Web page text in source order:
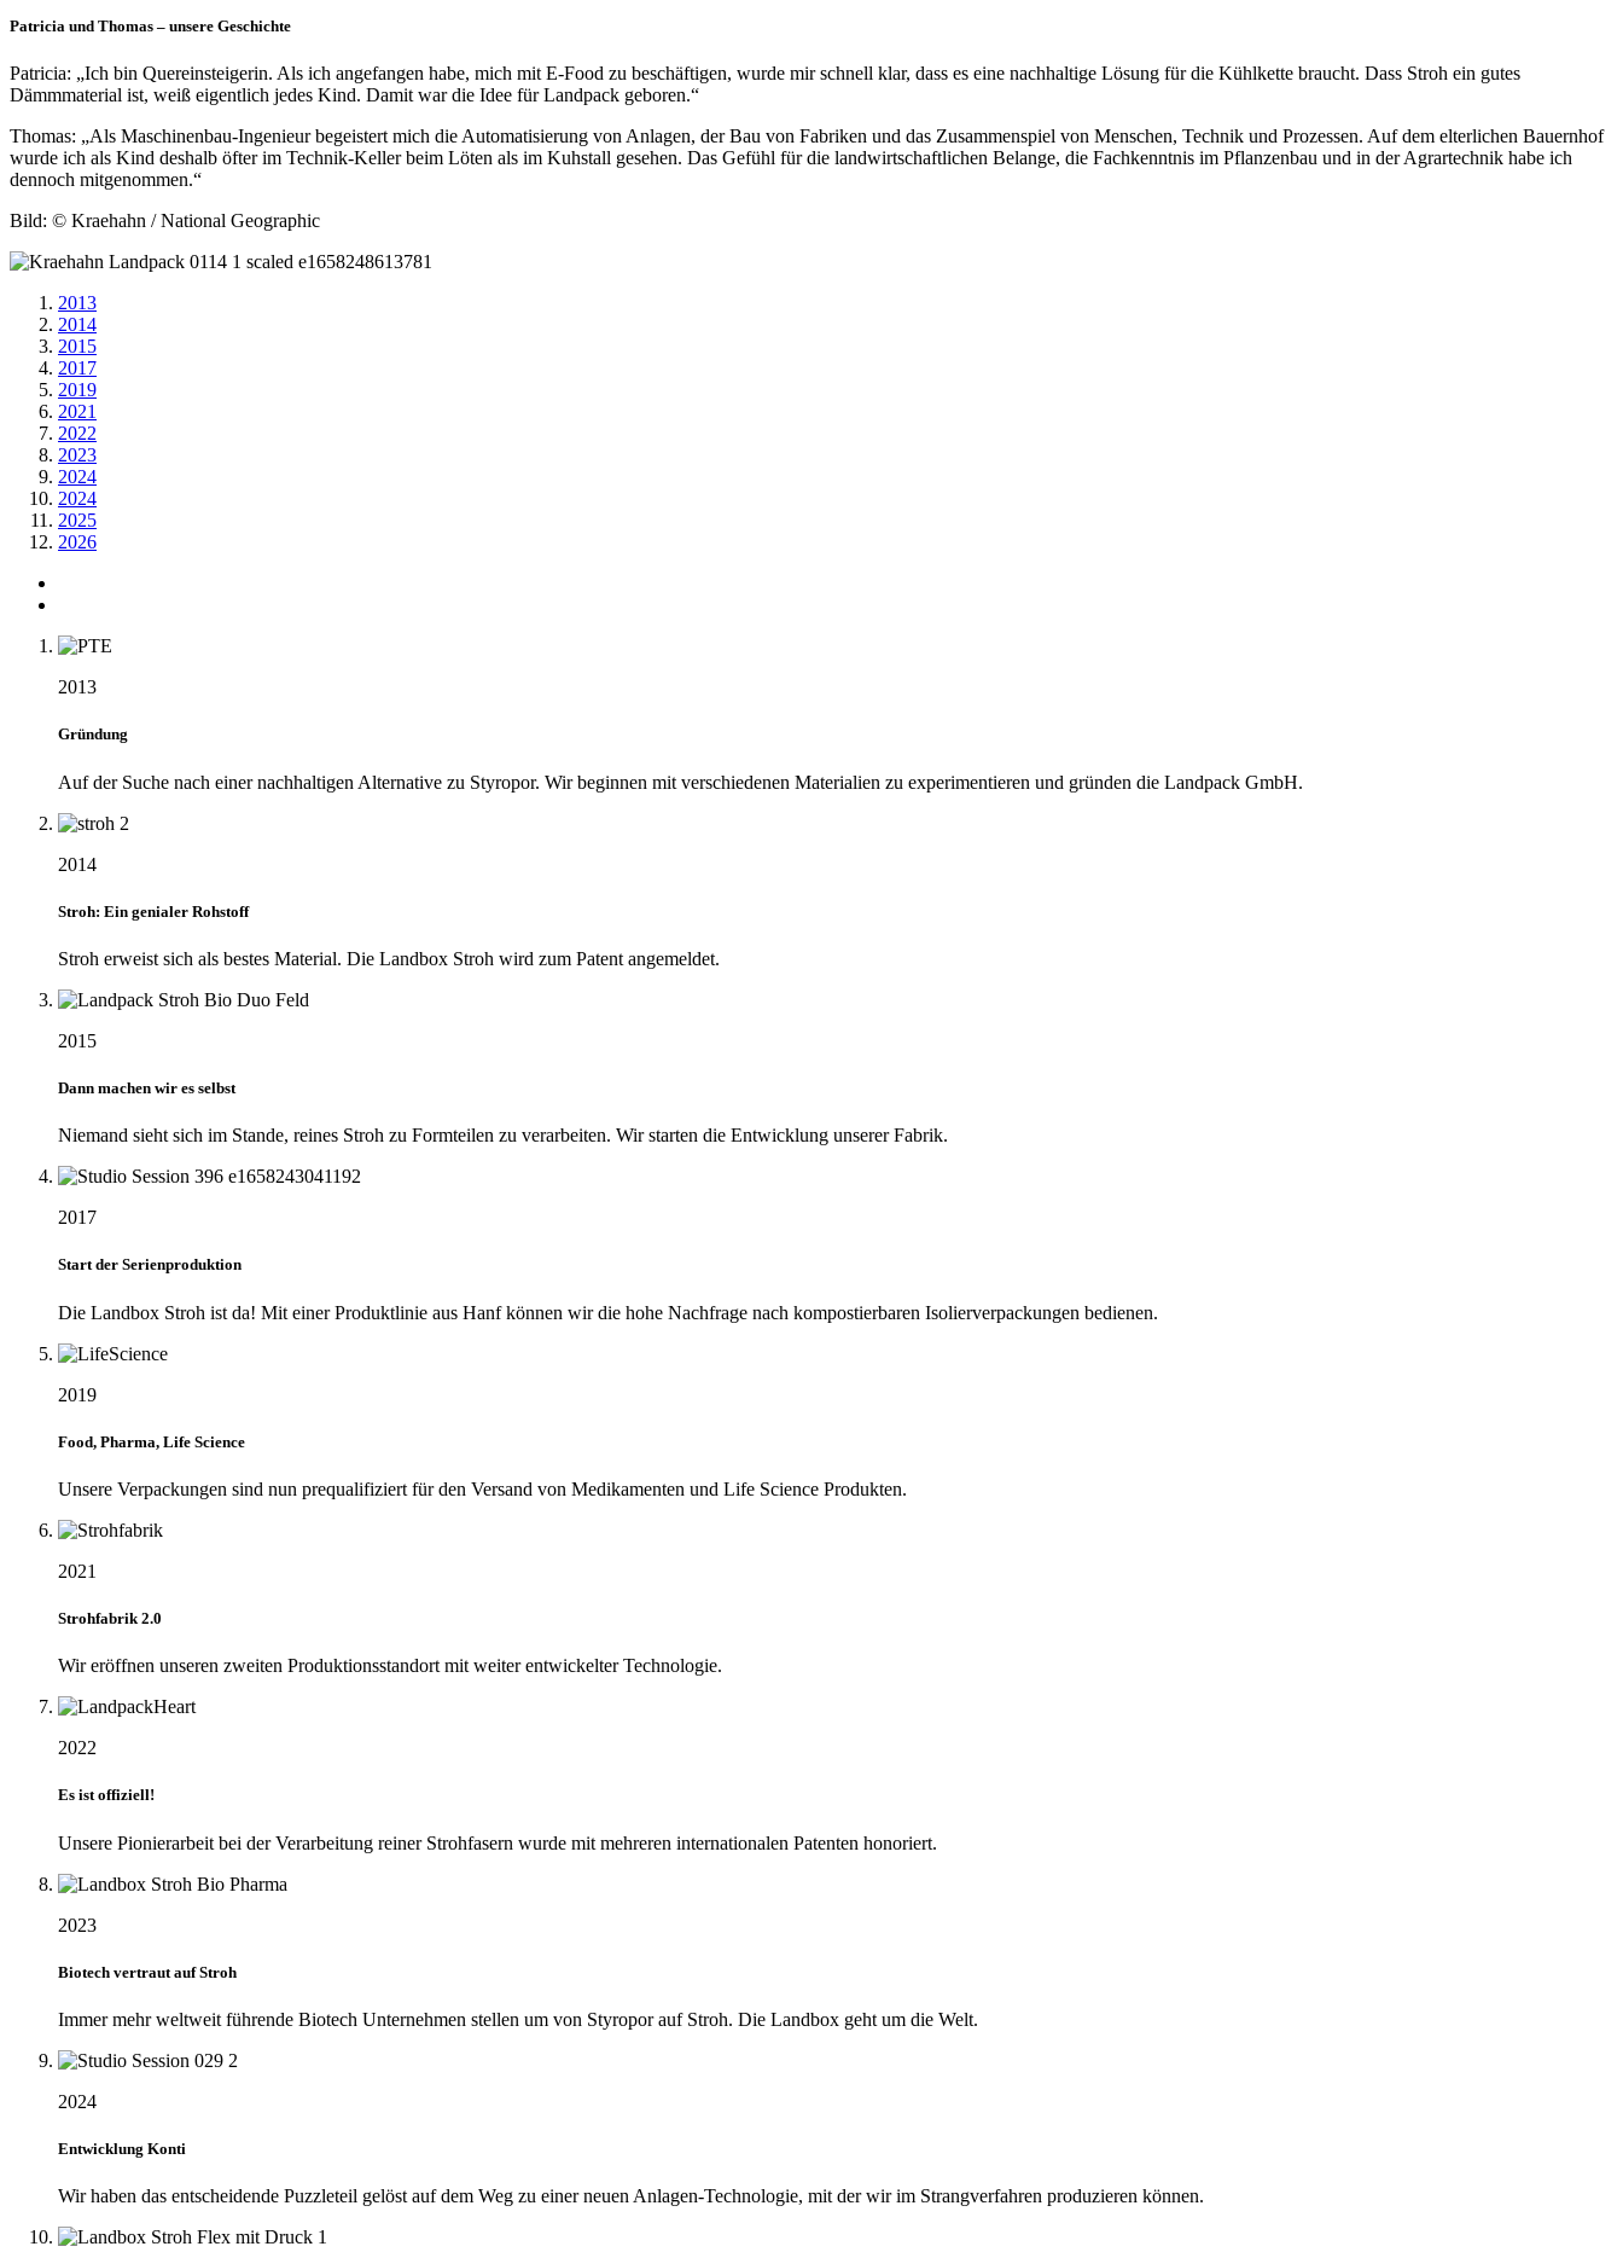
Patricia und Thomas – unsere Geschichte
Patricia: „Ich bin Quereinsteigerin. Als ich angefangen habe, mich mit E-Food zu beschäftigen, wurde mir schnell klar, dass es eine nachhaltige Lösung für die Kühlkette braucht. Dass Stroh ein gutes
Dämmmaterial ist, weiß eigentlich jedes Kind. Damit war die Idee für Landpack geboren.“
Thomas: „Als Maschinenbau-Ingenieur begeistert mich die Automatisierung von Anlagen, der Bau von Fabriken und das Zusammenspiel von Menschen, Technik und Prozessen. Auf dem elterlichen Bauernhof
wurde ich als Kind deshalb öfter im Technik-Keller beim Löten als im Kuhstall gesehen. Das Gefühl für die landwirtschaftlichen Belange, die Fachkenntnis im Pflanzenbau und in der Agrartechnik habe ich
dennoch mitgenommen.“
Bild: © Kraehahn / National Geographic
2013
2014
2015
2017
2019
2021
2022
2023
2024
2024
2025
2026
2013
Gründung
Auf der Suche nach einer nachhaltigen Alternative zu Styropor. Wir beginnen mit verschiedenen Materialien zu experimentieren und gründen die Landpack GmbH.
2014
Stroh: Ein genialer Rohstoff
Stroh erweist sich als bestes Material. Die Landbox Stroh wird zum Patent angemeldet.
2015
Dann machen wir es selbst
Niemand sieht sich im Stande, reines Stroh zu Formteilen zu verarbeiten. Wir starten die Entwicklung unserer Fabrik.
2017
Start der Serienproduktion
Die Landbox Stroh ist da! Mit einer Produktlinie aus Hanf können wir die hohe Nachfrage nach kompostierbaren Isolierverpackungen bedienen.
2019
Food, Pharma, Life Science
Unsere Verpackungen sind nun prequalifiziert für den Versand von Medikamenten und Life Science Produkten.
2021
Strohfabrik 2.0
Wir eröffnen unseren zweiten Produktionsstandort mit weiter entwickelter Technologie.
2022
Es ist offiziell!
Unsere Pionierarbeit bei der Verarbeitung reiner Strohfasern wurde mit mehreren internationalen Patenten honoriert.
2023
Biotech vertraut auf Stroh
Immer mehr weltweit führende Biotech Unternehmen stellen um von Styropor auf Stroh. Die Landbox geht um die Welt.
2024
Entwicklung Konti
Wir haben das entscheidende Puzzleteil gelöst auf dem Weg zu einer neuen Anlagen-Technologie, mit der wir im Strangverfahren produzieren können.